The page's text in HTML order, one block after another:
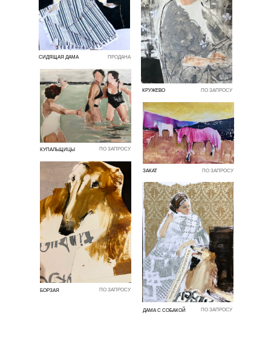
ПО ЗАПРОСУ
ДАМА С СОБАКОЙ
КУПАЛЬЩИЦЫ
БОРЗАЯ ПО ЗАПРОСУ
СИДЯЩАЯ ДАМА ПРОДАНА
ПО ЗАПРОСУ
ЗАКАТ
ПО ЗАПРОСУ
КРУЖЕВО
ПО ЗАПРОСУ